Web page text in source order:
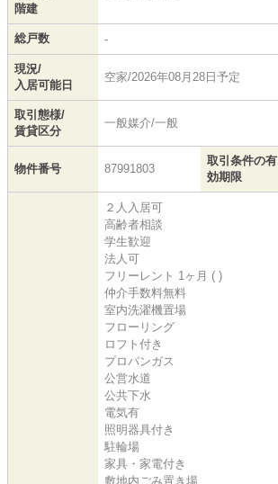
階建
総戸数 -
現況/
入居可能日
空家/2026年08月28日予定
取引態様/
賃貸区分
一般媒介/一般
物件番号 87991803
取引条件の有
効期限
２人入居可
高齢者相談
学生歓迎
法人可
フリーレント 1ヶ月 ( )
仲介手数料無料
室内洗濯機置場
フローリング
ロフト付き
プロパンガス
公営水道
公共下水
電気有
照明器具付き
駐輪場
家具・家電付き
敷地内ごみ置き場